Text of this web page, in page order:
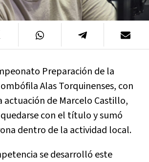
Preparación de la
Alas Torquinenses, con
actuación de Marcelo Castillo,
con el título y sumó
dentro de la actividad local.
se desarrolló este